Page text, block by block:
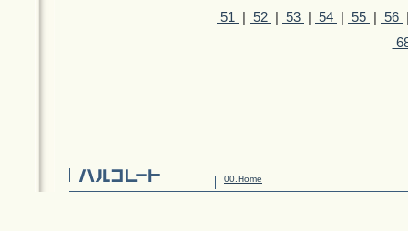
51 | 52 | 53 | 54 | 55 | 56
00.Home